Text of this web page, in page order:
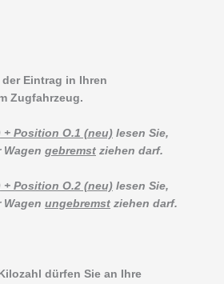
Eintrag in Ihren
Zugfahrzeug.
Position O.1 (neu) lesen Sie,
gebremst ziehen darf.
Position O.2 (neu) lesen Sie,
ungebremst ziehen darf.
dürfen Sie an Ihre